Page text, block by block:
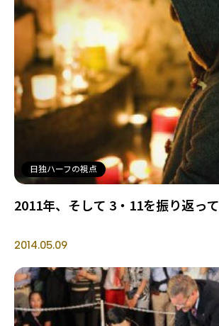
日独ハーフの視点
2011年、そして 3・11を振り返って
2014.05.09